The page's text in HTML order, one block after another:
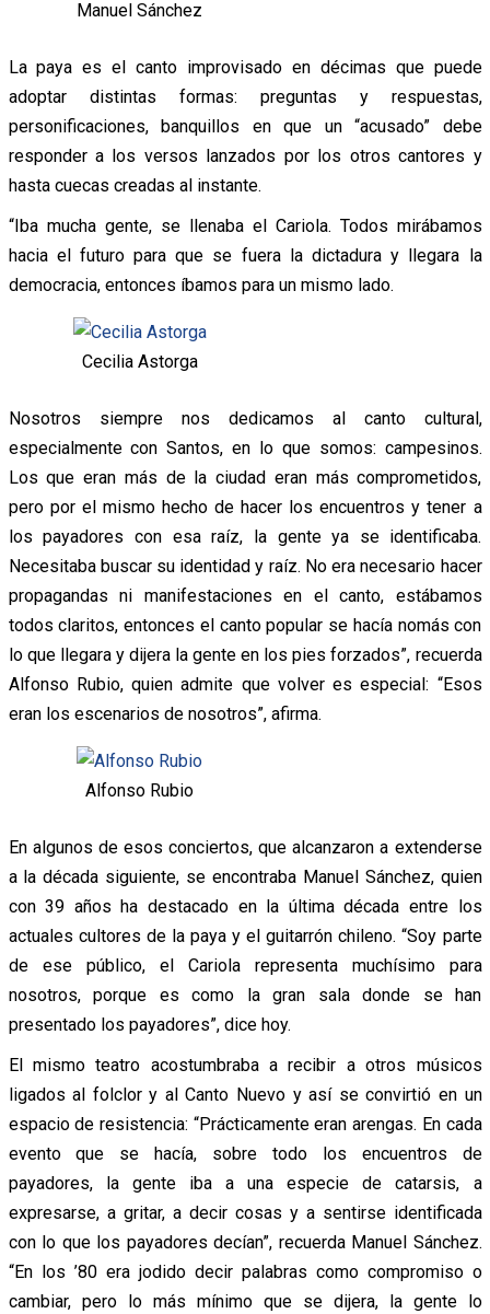
Manuel Sánchez
La paya es el canto improvisado en décimas que puede
adoptar distintas formas: preguntas y respuestas,
personificaciones, banquillos en que un “acusado” debe
responder a los versos lanzados por los otros cantores y
hasta cuecas creadas al instante.
“Iba mucha gente, se llenaba el Cariola. Todos mirábamos
hacia el futuro para que se fuera la dictadura y llegara la
democracia, entonces íbamos para un mismo lado.
Cecilia Astorga
Nosotros siempre nos dedicamos al canto cultural,
especialmente con Santos, en lo que somos: campesinos.
Los que eran más de la ciudad eran más comprometidos,
pero por el mismo hecho de hacer los encuentros y tener a
los payadores con esa raíz, la gente ya se identificaba.
Necesitaba buscar su identidad y raíz. No era necesario hacer
propagandas ni manifestaciones en el canto, estábamos
todos claritos, entonces el canto popular se hacía nomás con
lo que llegara y dijera la gente en los pies forzados”, recuerda
Alfonso Rubio, quien admite que volver es especial: “Esos
eran los escenarios de nosotros”, afirma.
Alfonso Rubio
En algunos de esos conciertos, que alcanzaron a extenderse
a la década siguiente, se encontraba Manuel Sánchez, quien
con 39 años ha destacado en la última década entre los
actuales cultores de la paya y el guitarrón chileno. “Soy parte
de ese público, el Cariola representa muchísimo para
nosotros, porque es como la gran sala donde se han
presentado los payadores”, dice hoy.
El mismo teatro acostumbraba a recibir a otros músicos
ligados al folclor y al Canto Nuevo y así se convirtió en un
espacio de resistencia: “Prácticamente eran arengas. En cada
evento que se hacía, sobre todo los encuentros de
payadores, la gente iba a una especie de catarsis, a
expresarse, a gritar, a decir cosas y a sentirse identificada
con lo que los payadores decían”, recuerda Manuel Sánchez.
“En los ’80 era jodido decir palabras como compromiso o
cambiar, pero lo más mínimo que se dijera, la gente lo